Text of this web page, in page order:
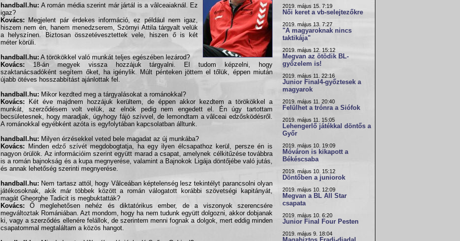
handball.hu: A román média szerint már jártál is a vâlceaiaknál. Ez
igaz?
Kovács: Megjelent pár érdekes információ, ez például nem igaz,
hiszem nem én, hanem menedzserem, Szörnyi Attila tárgyalt velük
a helyszínen. Biztosan összetévesztettek vele, hiszen ő is két
méter körüli.
handball.hu: A törökökkel való munkát teljes egészében lezárod?
Kovács: 18-án megyek vissza hozzájuk tárgyalni. El tudom képzelni, hogy
szaktanácsadóként segítem őket, ha igénylik. Múlt pénteken jöttem el tőlük, éppen miután
újabb ötéves hosszabbítást ajánlottak fel.
handball.hu: Mikor kezdted meg a tárgyalásokat a románokkal?
Kovács: Két éve majdnem hozzájuk kerültem, de éppen akkor kezdtem a törökökkel a
munkát, szerződésem volt velük, az elnök pedig nem engedett el. Én úgy tartottam
becsületesnek, hogy maradjak, úgyhogy fájó szívvel, de lemondtam a vâlceai edzősködésről.
A románokkal egyébként azóta is egyfolytában kapcsolatban álltunk.
handball.hu: Milyen érzésekkel veted bele magadat az új munkába?
Kovács: Minden edző szívét megdobogtatja, ha egy ilyen élcsapathoz kerül, persze én is
nagyon örülök. Az információim szerint együtt marad a csapat, amelynek célkitűzése továbbra
is a román bajnokság és a kupa megnyerése, valamint a Bajnokok Ligája döntőjébe való jutás,
és annak lehetőség szerinti megnyerése.
handball.hu: Nem tartasz attól, hogy Vâlceában képtelenség lesz tekintélyt parancsolni olyan
játékosoknak, akik már többek között a román válogatott korábbi szövetségi kapitányát,
magát Gheorghe Tadicit is megbuktatták?
Kovács: Ő meglehetősen nehéz és diktatórikus ember, de a viszonyok szerencsére
megváltoztak Romániában. Azt mondom, hogy ha nem tudunk együtt dolgozni, akkor dobjanak
ki, vagy a szerződés ellenére felállok, de szerintem menni fognak a dolgok, mert eddig minden
csapatommal megtaláltam a közös hangot.
2019. május 15. 7:19
Női keret a vb-selejtezőkre
2019. május 13. 7:27
"A magyaroknak nincs
taktikája"
2019. május 12. 15:12
Megvan az ötödik BL-
győzelem is!
2019. május 11. 22:16
Junior Final4-győztesek a
magyarok
2019. május 11. 20:40
Felülhet a trónra a Siófok
2019. május 11. 15:05
Lehengerlő játékkal döntős a
Győr
2019. május 10. 19:09
Móváron is kikapott a
Békéscsaba
2019. május 10. 15:12
Döntőben a juniorok
2019. május 10. 12:09
Megvan a BL All Star
csapata
2019. május 10. 6:20
Junior Final Four Pesten
2019. május 9. 18:04